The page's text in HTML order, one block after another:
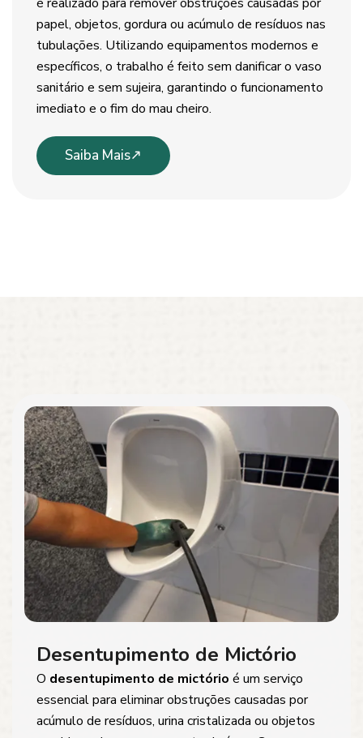
papel, objetos, gordura ou acúmulo de resíduos nas
tubulações. Utilizando equipamentos modernos e
específicos, o trabalho é feito sem danificar o vaso
sanitário e sem sujeira, garantindo o funcionamento
imediato e o fim do mau cheiro.
Saiba Mais
Desentupimento de Mictório
O desentupimento de mictório é um serviço
essencial para eliminar obstruções causadas por
acúmulo de resíduos, urina cristalizada ou objetos